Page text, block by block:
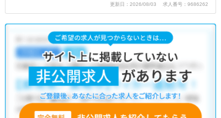
更新日：2026/08/03 求人番号：9686262